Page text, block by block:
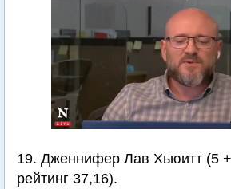
19. Дженнифер Лав Хьюитт (5
рейтинг 37,16).